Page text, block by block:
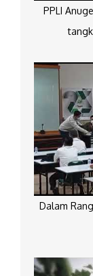
PPLI
Dalam